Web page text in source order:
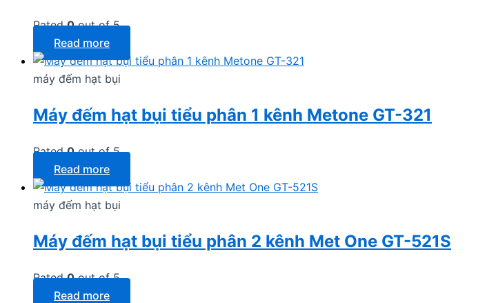
Rated0out of 5
Read more
máy đếm hạt bụi
Máy đếm hạt bụi tiểu phân 1 kênh Metone GT-321
Rated0out of 5
Read more
máy đếm hạt bụi
Máy đếm hạt bụi tiểu phân 2 kênh Met One GT-521S
Rated0out of 5
Read more